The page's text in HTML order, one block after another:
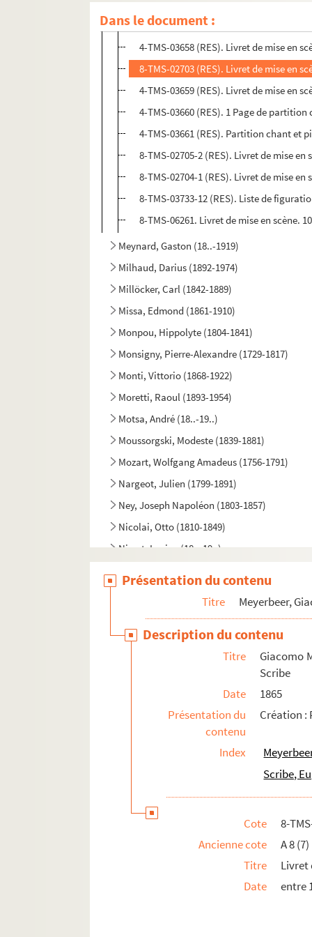
Dans le document :
8-TMS-02701 (RES). Libretto
8-TMS-02702-1 (RES). Livret de mise en
4-TMS-03658 (RES). Livret de mise en
8-TMS-02703 (RES). Livret de mise en
4-TMS-03659 (RES). Livret de mise en
4-TMS-03660 (RES). 1 Page de partition
4-TMS-03661 (RES). Partition chant et
8-TMS-02705-2 (RES). Livret de mise en
8-TMS-02704-1 (RES). Livret de mise en
8-TMS-03733-12 (RES). Liste de
8-TMS-06261. Livret de mise en scène. 10
Meynard, Gaston (18..-1919)
Milhaud, Darius (1892-1974)
Millöcker, Carl (1842-1889)
Missa, Edmond (1861-1910)
Monpou, Hippolyte (1804-1841)
Monsigny, Pierre-Alexandre (1729-1817)
Monti, Vittorio (1868-1922)
Moretti, Raoul (1893-1954)
Motsa, André (18..-19..)
Moussorgski, Modeste (1839-1881)
Mozart, Wolfgang Amadeus (1756-1791)
Nargeot, Julien (1799-1891)
Ney, Joseph Napoléon (1803-1857)
Nicolai, Otto (1810-1849)
Nivert, Lucien (18..-19..)
Padilla, José (1889-1960)
Paër, Ferdinando (1771-1839)
Parès, Gabriel (1860-1934)
Pearly, Fred (1885-1972)
Perronnet, Joanni (1855-1900)
Petit, Albert (18..-1929)
Présentation du contenu
Titre Meyerbeer,
Description du contenu
Titre
Giacomo
Scribe
Date
1865
Présentation du
contenu
Création :
Index
Scribe,
Cote
8-
Ancienne cote
A 8 (7)
Titre
Livret
Date
entre